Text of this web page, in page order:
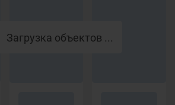
Загрузка объектов ...